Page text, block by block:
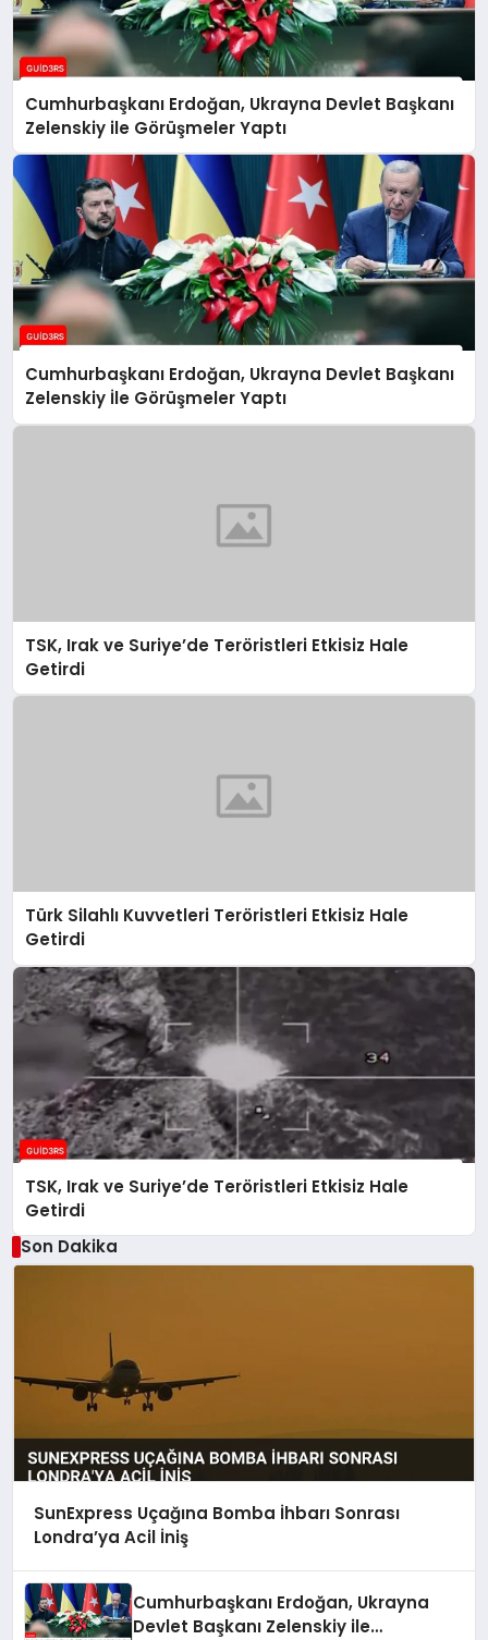
Cumhurbaşkanı Erdoğan, Ukrayna Devlet Başkanı
Zelenskiy ile Görüşmeler Yaptı
Cumhurbaşkanı Erdoğan, Ukrayna Devlet Başkanı
Zelenskiy İle Görüşmeler Yaptı
TSK, Irak ve Suriye’de Teröristleri Etkisiz Hale
Getirdi
Türk Silahlı Kuvvetleri Teröristleri Etkisiz Hale
Getirdi
TSK, Irak ve Suriye’de Teröristleri Etkisiz Hale
Getirdi
Son Dakika
SunExpress Uçağına Bomba İhbarı Sonrası
Londra’ya Acil İniş
Cumhurbaşkanı Erdoğan, Ukrayna
Devlet Başkanı Zelenskiy ile